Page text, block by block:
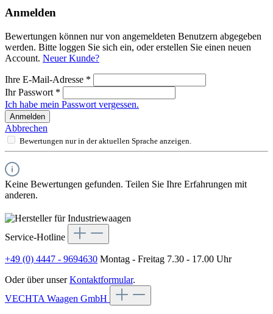
Anmelden
Bewertungen können nur von angemeldeten Benutzern abgegeben
werden. Bitte loggen Sie sich ein, oder erstellen Sie einen neuen
Account. Neuer Kunde?
Ihre E-Mail-Adresse *
Ihr Passwort *
Ich habe mein Passwort vergessen.
Anmelden
Abbrechen
Bewertungen nur in der aktuellen Sprache anzeigen.
Keine Bewertungen gefunden. Teilen Sie Ihre Erfahrungen mit
anderen.
Service-Hotline
+49 (0) 4447 - 9694630 Montag - Freitag 7.30 - 17.00 Uhr
Oder über unserKontaktformular.
VECHTA Waagen GmbH